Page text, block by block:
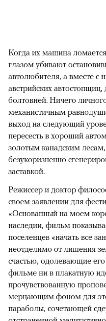
Когда их машина
глазом убивают
автолюбителя, а вместе с
австрийских
болтовней. Ничего
механистичным
выход на следующий
пересесть в хороший
золотым канадским
безукоризненно
заставкой.
Режиссер и доктор
своем заявлении для
«Основанный на моем
наследии, фильм
поселенцев «начать все
неотделимо от лишения
счастью, одолевающие
фильме ни в плакатную
прочувствованную
мерцающим фоном для
параболы, сочетающей